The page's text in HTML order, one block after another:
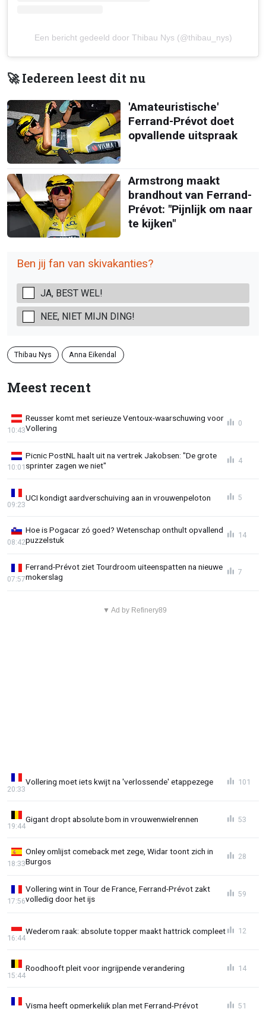
Een bericht gedeeld door Thibau Nys (@thibau_nys)
🚀 Iedereen leest dit nu
'Amateuristische'
Ferrand-Prévot doet
opvallende uitspraak
Armstrong maakt
brandhout van Ferrand-
Prévot: "Pijnlijk om naar
te kijken"
Ben jij fan van skivakanties?
JA, BEST WEL!
NEE, NIET MIJN DING!
Thibau Nys Anna Eikendal
Meest recent
Reusser komt met serieuze Ventoux-waarschuwing voor
Vollering
10:43
0
Picnic PostNL haalt uit na vertrek Jakobsen: "De grote
sprinter zagen we niet"
10:01
4
UCI kondigt aardverschuiving aan in vrouwenpeloton
09:23
5
Hoe is Pogacar zó goed? Wetenschap onthult opvallend
puzzelstuk
08:42
14
Ferrand-Prévot ziet Tourdroom uiteenspatten na nieuwe
mokerslag
07:57
7
▼ Ad by Refinery89
Vollering moet iets kwijt na 'verlossende' etappezege
20:33
101
Gigant dropt absolute bom in vrouwenwielrennen
19:44
53
Onley omlijst comeback met zege, Widar toont zich in
Burgos
18:33
28
Vollering wint in Tour de France, Ferrand-Prévot zakt
volledig door het ijs
17:56
59
Wederom raak: absolute topper maakt hattrick compleet
16:44
12
Roodhooft pleit voor ingrijpende verandering
15:44
14
Visma heeft opmerkelijk plan met Ferrand-Prévot 51